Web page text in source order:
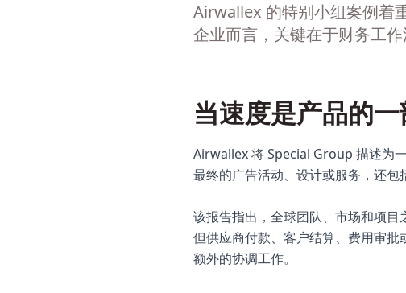
Airwallex 的特别小组案例着
企业而言，关键在于财务工
当速度是产品的
Airwallex 将 Special Group 描述为
最终的广告活动、设计或服务，还包
该报告指出，全球团队、市场和项目
但供应商付款、客户结算、费用审
额外的协调工作。